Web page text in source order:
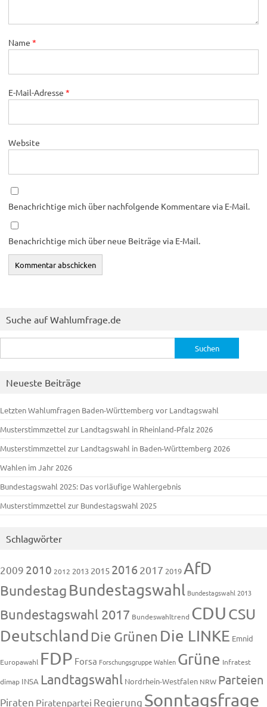
Name *
E-Mail-Adresse *
Website
Benachrichtige mich über nachfolgende Kommentare via E-Mail.
Benachrichtige mich über neue Beiträge via E-Mail.
Suche auf Wahlumfrage.de
nach:
Neueste Beiträge
Letzten Wahlumfragen Baden-Württemberg vor Landtagswahl
Musterstimmzettel zur Landtagswahl in Rheinland-Pfalz 2026
Musterstimmzettel zur Landtagswahl in Baden-Württemberg 2026
Wahlen im Jahr 2026
Bundestagswahl 2025: Das vorläufige Wahlergebnis
Musterstimmzettel zur Bundestagswahl 2025
Schlagwörter
2009 2010 2012 2013 2015 20162017 2019 AfD
Bundestag Bundestagswahl Bundestagswahl 2013
Bundestagswahl 2017 Bundeswahltrend CDUCSU
Deutschland Die Grünen Die LINKE Emnid
Europawahl FDP Forsa Forschungsgruppe Wahlen Grüne Infratest
dimap INSA Landtagswahl Nordrhein-Westfalen NRW Parteien
Piraten Piratenpartei Regierung Sonntagsfrage